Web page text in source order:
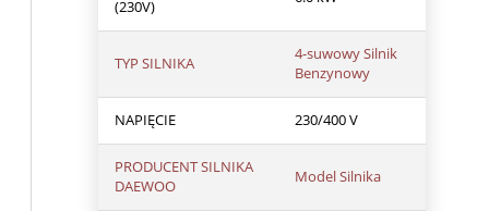
(230V)
TYP SILNIKA
4-suwowy Silnik
Benzynowy
NAPIĘCIE 230/400 V
PRODUCENT SILNIKA
DAEWOO
Model Silnika